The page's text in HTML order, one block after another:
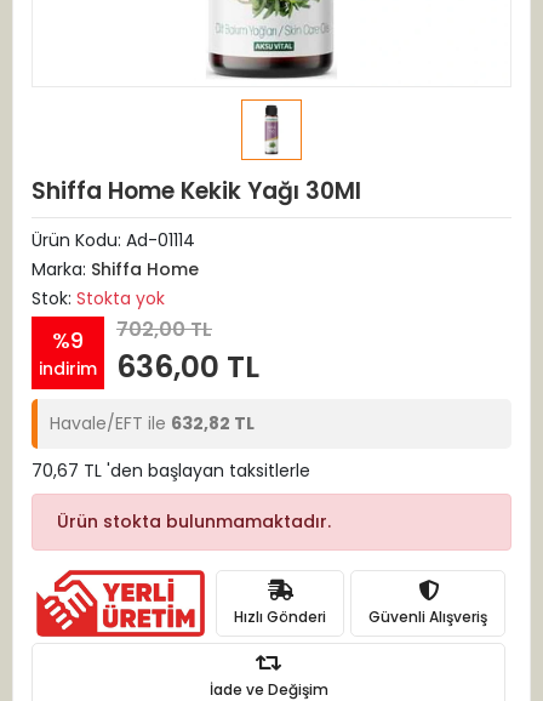
Shiffa Home Kekik Yağı 30Ml
Ürün Kodu: Ad-01114
Marka: Shiffa Home
Stok: Stokta yok
%9
indirim
702,00 TL
636,00 TL
Havale/EFT ile 632,82 TL
70,67 TL 'den başlayan taksitlerle
Ürün stokta bulunmamaktadır.
Hızlı Gönderi Güvenli Alışveriş
İade ve Değişim